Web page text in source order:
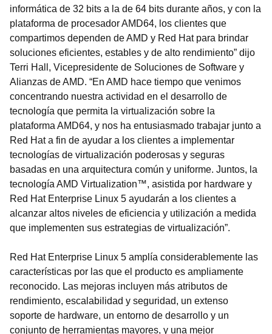
informática de 32 bits a la de 64 bits durante años, y con la
plataforma de procesador AMD64, los clientes que
compartimos dependen de AMD y Red Hat para brindar
soluciones eficientes, estables y de alto rendimiento” dijo
Terri Hall, Vicepresidente de Soluciones de Software y
Alianzas de AMD. “En AMD hace tiempo que venimos
concentrando nuestra actividad en el desarrollo de
tecnología que permita la virtualización sobre la
plataforma AMD64, y nos ha entusiasmado trabajar junto a
Red Hat a fin de ayudar a los clientes a implementar
tecnologías de virtualización poderosas y seguras
basadas en una arquitectura común y uniforme. Juntos, la
tecnología AMD Virtualization™, asistida por hardware y
Red Hat Enterprise Linux 5 ayudarán a los clientes a
alcanzar altos niveles de eficiencia y utilización a medida
que implementen sus estrategias de virtualización”.
Red Hat Enterprise Linux 5 amplía considerablemente las
características por las que el producto es ampliamente
reconocido. Las mejoras incluyen más atributos de
rendimiento, escalabilidad y seguridad, un extenso
soporte de hardware, un entorno de desarrollo y un
conjunto de herramientas mayores, y una mejor